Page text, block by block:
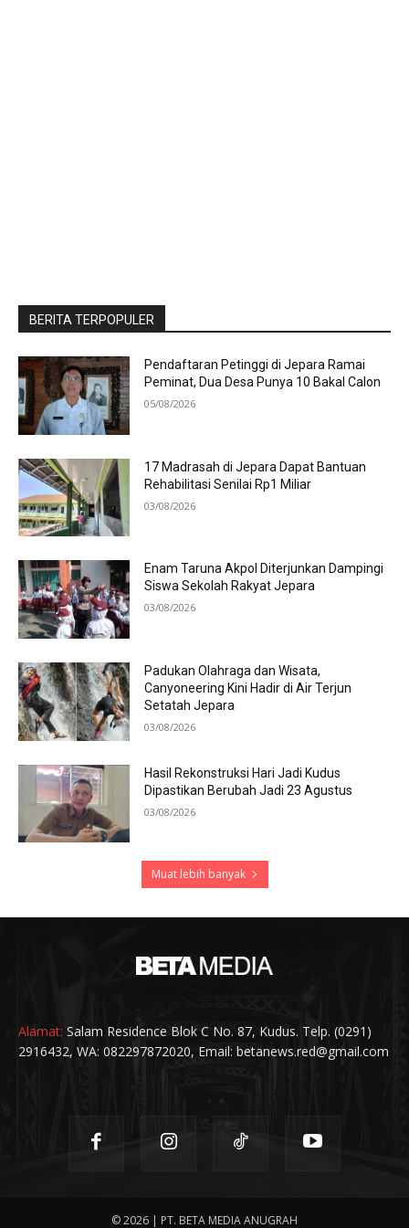
BERITA TERPOPULER
Pendaftaran Petinggi di Jepara Ramai
Peminat, Dua Desa Punya 10 Bakal Calon
05/08/2026
17 Madrasah di Jepara Dapat Bantuan
Rehabilitasi Senilai Rp1 Miliar
03/08/2026
Enam Taruna Akpol Diterjunkan Dampingi
Siswa Sekolah Rakyat Jepara
03/08/2026
Padukan Olahraga dan Wisata,
Canyoneering Kini Hadir di Air Terjun
Setatah Jepara
03/08/2026
Hasil Rekonstruksi Hari Jadi Kudus
Dipastikan Berubah Jadi 23 Agustus
03/08/2026
Muat lebih banyak
Alamat: Salam Residence Blok C No. 87, Kudus. Telp. (0291)
2916432, WA: 082297872020, Email: betanews.red@gmail.com
© 2026 | PT. BETA MEDIA ANUGRAH